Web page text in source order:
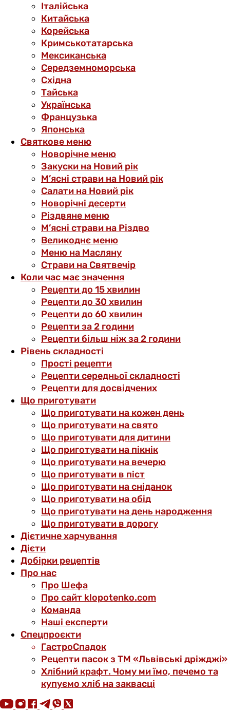
Італійська
Китайська
Корейська
Кримськотатарська
Мексиканська
Середземноморська
Східна
Тайська
Українська
Французька
Японська
Святкове меню
Новорічне меню
Закуски на Новий рік
М’ясні страви на Новий рік
Салати на Новий рік
Новорічні десерти
Різдвяне меню
М’ясні страви на Різдво
Великоднє меню
Меню на Масляну
Страви на Святвечір
Коли час має значення
Рецепти до 15 хвилин
Рецепти до 30 хвилин
Рецепти до 60 хвилин
Рецепти за 2 години
Рецепти більш ніж за 2 години
Рівень складності
Прості рецепти
Рецепти середньої складності
Рецепти для досвідчених
Що приготувати
Що приготувати на кожен день
Що приготувати на свято
Що приготувати для дитини
Що приготувати на пікнік
Що приготувати на вечерю
Що приготувати в піст
Що приготувати на сніданок
Що приготувати на обід
Що приготувати на день народження
Що приготувати в дорогу
Дієтичне харчування
Дієти
Добірки рецептів
Про нас
Про Шефа
Про сайт klopotenko.com
Команда
Наші експерти
Спецпроєкти
ГастроСпадок
Рецепти пасок з ТМ «Львівські дріжджі»
Хлібний крафт. Чому ми їмо, печемо та
купуємо хліб на заквасці